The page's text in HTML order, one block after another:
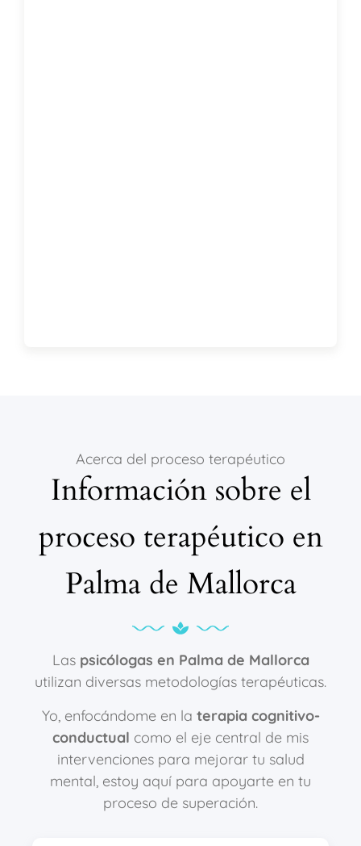
Acerca del proceso terapéutico
Información sobre el
proceso terapéutico en
Palma de Mallorca
Las psicólogas en Palma de Mallorca
utilizan diversas metodologías terapéuticas.
Yo, enfocándome en la terapia cognitivo-
conductual como el eje central de mis
intervenciones para mejorar tu salud
mental, estoy aquí para apoyarte en tu
proceso de superación.